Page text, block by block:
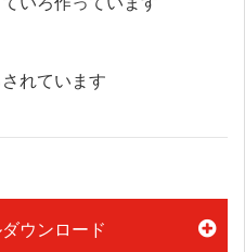
れています
ウンロード